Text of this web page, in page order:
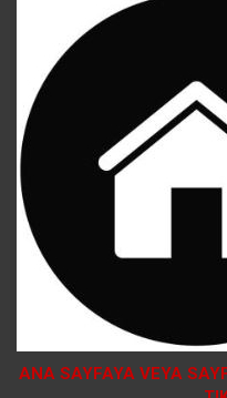
ANA SAYFAYA VEYA